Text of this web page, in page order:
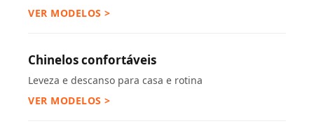
VER MODELOS >
Chinelos confortáveis
Leveza e descanso para casa e rotina
VER MODELOS >